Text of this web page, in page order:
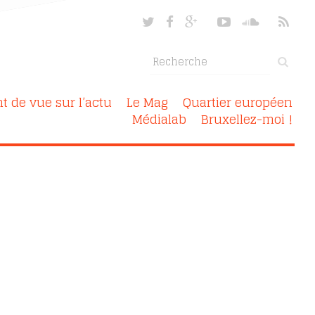
de vue sur l’actu Le Mag Quartier européen
Médialab Bruxellez-moi !